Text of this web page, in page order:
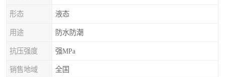
形态 液态
用途 防水防潮
抗压强度 强MPa
销售地域 全国